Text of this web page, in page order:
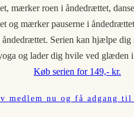
mærker roen i åndedrættet,
og mærker pauserne i
åndedrættet. Serien kan hjælpe
og lader dig hvile ved glæden
Køb serien for 149,- kr.
medlem nu og få adgang til